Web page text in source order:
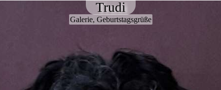
Trudi
Galerie, Geburtstagsgrüße